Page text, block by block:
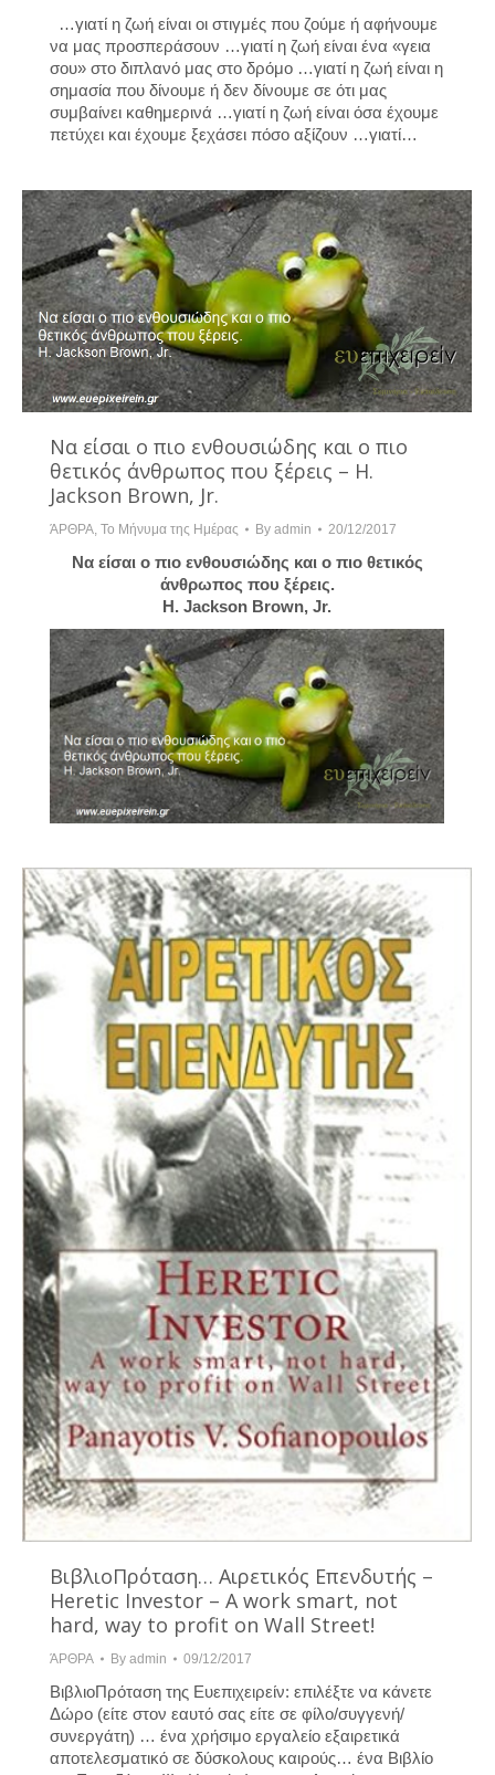
…γιατί η ζωή είναι οι στιγμές που ζούμε ή αφήνουμε
να μας προσπεράσουν …γιατί η ζωή είναι ένα «γεια
σου» στο διπλανό μας στο δρόμο …γιατί η ζωή είναι η
σημασία που δίνουμε ή δεν δίνουμε σε ότι μας
συμβαίνει καθημερινά …γιατί η ζωή είναι όσα έχουμε
πετύχει και έχουμε ξεχάσει πόσο αξίζουν …γιατί…
Να είσαι ο πιο ενθουσιώδης και ο πιο
θετικός άνθρωπος που ξέρεις – H.
Jackson Brown, Jr.
ΆΡΘΡΑ Το Μήνυμα της Ημέρας By admin 20/12/2017
Να είσαι ο πιο ενθουσιώδης και ο πιο θετικός
άνθρωπος που ξέρεις.
H. Jackson Brown, Jr.
ΒιβλιοΠρόταση… Αιρετικός Επενδυτής –
Heretic Investor – A work smart, not
hard, way to profit on Wall Street!
ΆΡΘΡΑ By admin 09/12/2017
ΒιβλιοΠρόταση της Ευεπιχειρείν: επιλέξτε να κάνετε
Δώρο (είτε στον εαυτό σας είτε σε φίλο/συγγενή/
συνεργάτη) … ένα χρήσιμο εργαλείο εξαιρετικά
αποτελεσματικό σε δύσκολους καιρούς… ένα Βιβλίο